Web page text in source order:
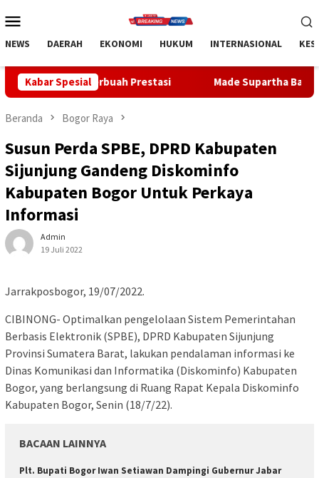
ke
Mobile
NEWS DAERAH EKONOMI HUKUM INTERNASIONAL
Kabar Spesial
Prestasi Made Supartha Bawa Energi Baru ABTI
Beranda Bogor Raya
Susun Perda SPBE, DPRD Kabupaten
Sijunjung Gandeng Diskominfo
Kabupaten Bogor Untuk Perkaya
Informasi
Admin
19 Juli 2022
Jarrakposbogor, 19/07/2022.
CIBINONG- Optimalkan pengelolaan Sistem Pemerintahan
Berbasis Elektronik (SPBE), DPRD Kabupaten Sijunjung
Provinsi Sumatera Barat, lakukan pendalaman informasi ke
Dinas Komunikasi dan Informatika (Diskominfo) Kabupaten
Bogor, yang berlangsung di Ruang Rapat Kepala Diskominfo
Kabupaten Bogor, Senin (18/7/22).
BACAAN LAINNYA
Plt. Bupati Bogor Iwan Setiawan Dampingi Gubernur Jabar